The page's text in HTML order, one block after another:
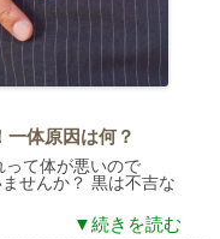
体原因は何？
って体が悪いので
せんか？ 黒は不吉な
▼続きを読む